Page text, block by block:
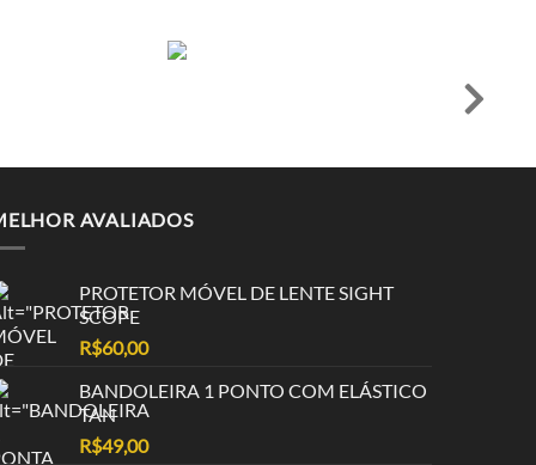
AVALIADOS
PROTETOR MÓVEL DE LENTE SIGHT
SCOPE
R$60,00
BANDOLEIRA 1 PONTO COM ELÁSTICO
TAN
R$49,00